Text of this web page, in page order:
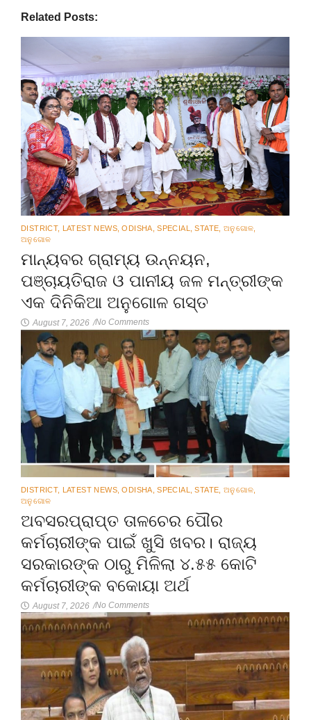
Related Posts:
DISTRICT, LATEST NEWS ODISHA SPECIAL STATE ଅନୁଗୋଳ
ଅନୁଗୋଳ
ମାନ୍ୟବର ଗ୍ରାମ୍ୟ ଉନ୍ନୟନ,
ପଞ୍ଚାୟତିରାଜ ଓ ପାନୀୟ ଜଳ ମନ୍ତ୍ରୀଙ୍କ
ଏକ ଦିନିକିଆ ଅନୁଗୋଳ ଗସ୍ତ
August 7, 2026 /No Comments
DISTRICT, LATEST NEWS ODISHA SPECIAL STATE ଅନୁଗୋଳ
ଅନୁଗୋଳ
ଅବସରପ୍ରାପ୍ତ ତାଳଚେର ପୌର
କର୍ମଚାରୀଙ୍କ ପାଇଁ ଖୁସି ଖବର। ରାଜ୍ୟ
ସରକାରଙ୍କ ଠାରୁ ମିଳିଲା ୪.୫୫ କୋଟି
କର୍ମଚାରୀଙ୍କ ବକୋୟା ଅର୍ଥ
August 7, 2026 /No Comments